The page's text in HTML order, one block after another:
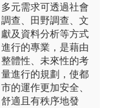
多元需求可透過社會
調查、田野調查、文
獻及資料分析等方式
進行的專業，是藉由
整體性、未來性的考
量進行的規劃，使都
市的運作更加安全、
舒適且有秩序地發